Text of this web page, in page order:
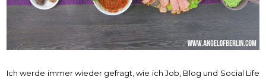
Ich werde immer wieder gefragt, wie ich Job, Blog und Social Life